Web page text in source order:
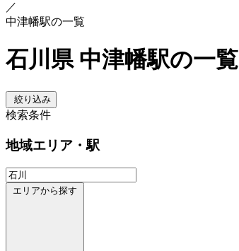
／
中津幡駅の一覧
石川県 中津幡駅の一覧
絞り込み
検索条件
地域エリア・駅
エリアから探す